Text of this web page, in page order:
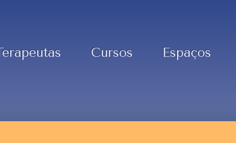
Cursos Espaços